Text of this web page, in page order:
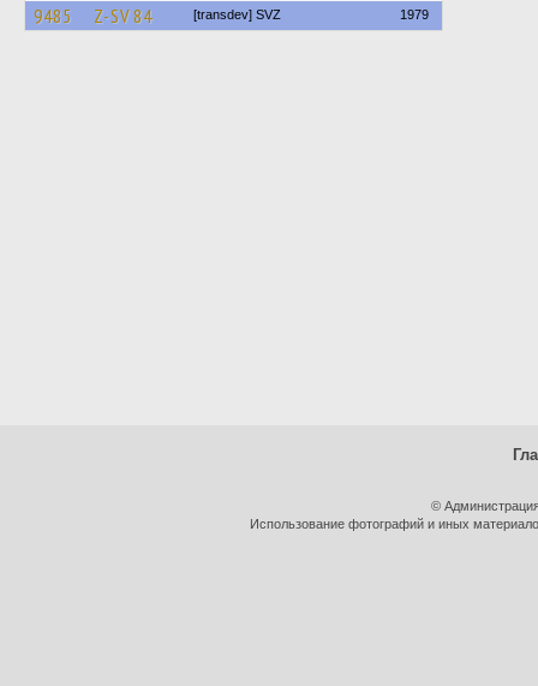
9485 Z-SV 84 [transdev] SVZ 1979
©
Использование фотографий и иных